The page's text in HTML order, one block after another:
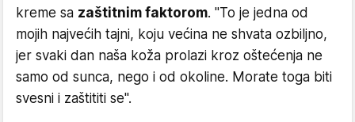
kreme sa zaštitnim faktorom. ''To je jedna od
mojih najvećih tajni, koju većina ne shvata ozbiljno,
jer svaki dan naša koža prolazi kroz oštećenja ne
samo od sunca, nego i od okoline. Morate toga biti
svesni i zaštititi se''.